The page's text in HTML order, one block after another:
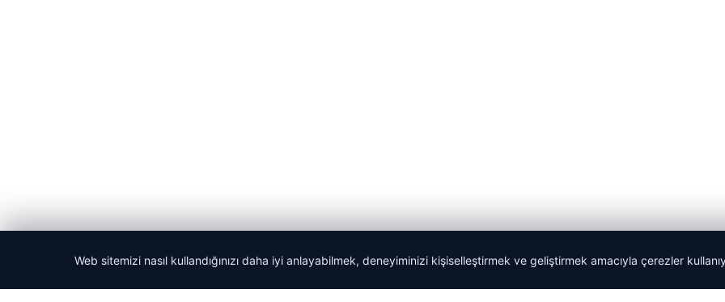
© 2026 Gündem Haberleri – Güncel Haberler
Web sitemizi nasıl kullandığınızı daha iyi anlayabilmek, deneyiminizi kişiselleştirmek ve geliştirmek amacıyla çerezler